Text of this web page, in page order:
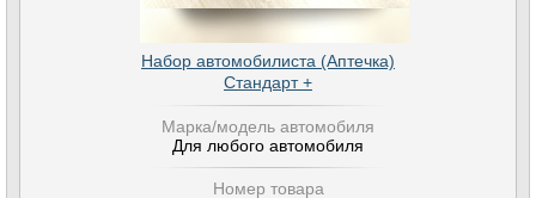
Набор автомобилиста (Аптечка)
Стандарт +
Марка/модель автомобиля
Для любого автомобиля
Номер товара